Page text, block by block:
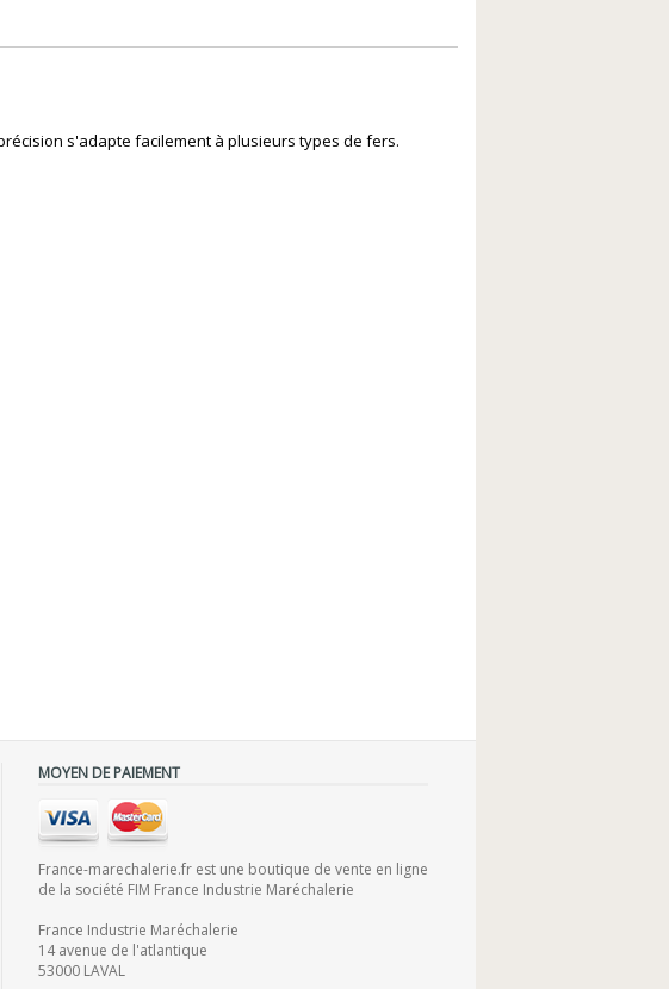
s'adapte facilement à plusieurs types de fers.
MOYEN DE PAIEMENT
France-marechalerie.fr est une boutique de vente en ligne
de la société FIM France Industrie Maréchalerie
France Industrie Maréchalerie
14 avenue de l'atlantique
53000 LAVAL